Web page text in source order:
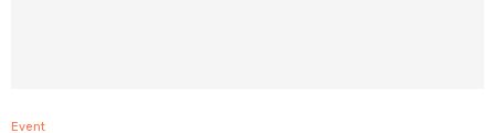
Event